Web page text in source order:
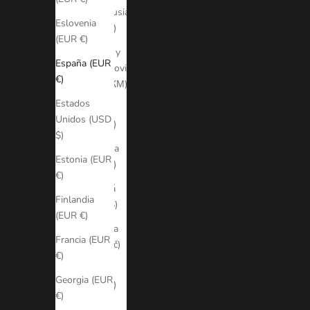
Eslovenia
(EUR €)
España (EUR
€)
Estados
Unidos (USD
$)
Estonia (EUR
€)
Finlandia
(EUR €)
Francia (EUR
€)
Georgia (EUR
€)
Bielorrusia
(EUR €)
Bosnia y
Herzegovina
(BAM КМ)
Brasil
(EUR €)
Bulgaria
(EUR €)
Canadá
(CAD $)
Chequia
(CZK Kč)
(EUR €)